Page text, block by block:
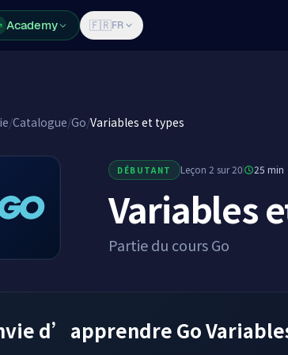
Academy
Academy 🇫🇷FR
/Catalogue/Go/Variables et types
DÉBUTANT Leçon 2 sur 20 25 min
Variables
Partie du cours Go
d’apprendre Go